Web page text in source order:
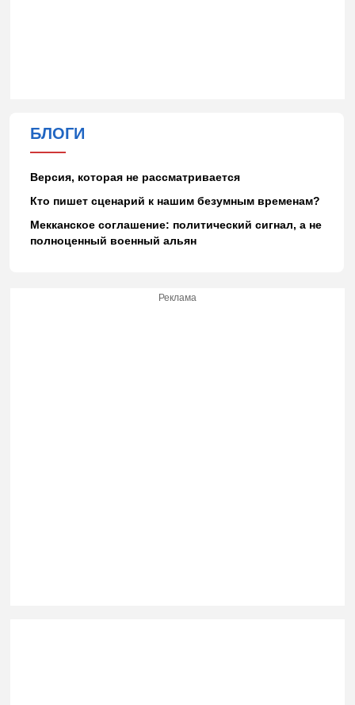
БЛОГИ
Версия, которая не рассматривается
Кто пишет сценарий к нашим безумным временам?
Мекканское соглашение: политический сигнал, а не
полноценный военный альян
Реклама